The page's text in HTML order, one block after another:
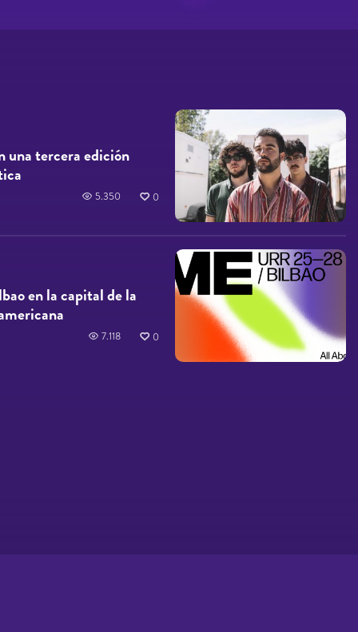
una tercera edición
5.350 0
en la capital de la
7.118 0